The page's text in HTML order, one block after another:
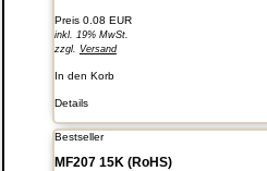
Preis 0.08 EUR
inkl. 19% MwSt.
zzgl. Versand
In den Korb
Details
Bestseller
MF207 15K (RoHS)